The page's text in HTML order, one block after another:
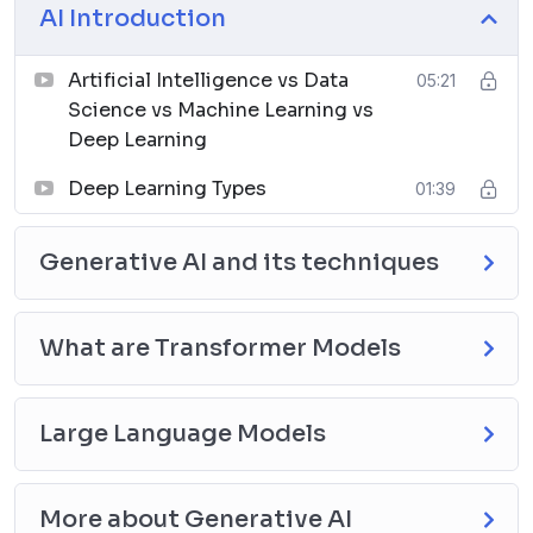
Large Language Models (LLMs) and their use case
Section E: More about Generative AI
Generative AI – Applications & Challenges
Generative AI – Chatbots (Model Types)
Generative AI – Features & Examples
Section F: Prompts and AI Chatbots
What are Prompts
AI Introduction
Artificial Intelligence vs Data
Science vs Machine Learning vs
Deep Learning
05:21
Deep Learning Types 01:39
Generative AI and its techniques
What are Transformer Models
Large Language Models
More about Generative AI